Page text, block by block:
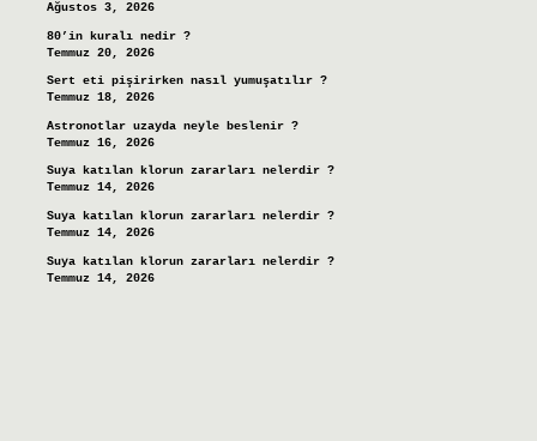
Ağustos 3, 2026
80’in kuralı nedir ?
Temmuz 20, 2026
Sert eti pişirirken nasıl yumuşatılır ?
Temmuz 18, 2026
Astronotlar uzayda neyle beslenir ?
Temmuz 16, 2026
Suya katılan klorun zararları nelerdir ?
Temmuz 14, 2026
Suya katılan klorun zararları nelerdir ?
Temmuz 14, 2026
Suya katılan klorun zararları nelerdir ?
Temmuz 14, 2026